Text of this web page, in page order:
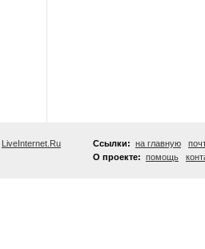
LiveInternet.Ru Ссылки: на главную
О проекте: помощь